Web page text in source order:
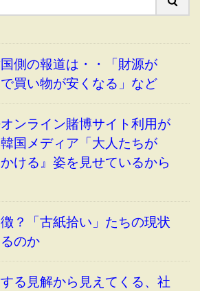
側の報道は・・「財源が
買い物が安くなる」など
ンライン賭博サイト利用が
国メディア「大人たちが
かける』姿を見せているから
？「古紙拾い」たちの現状
のか
る見解から見えてくる、社